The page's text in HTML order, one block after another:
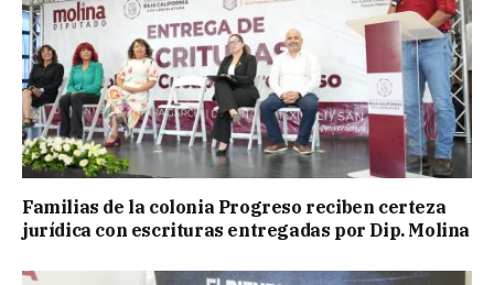
Familias de la colonia Progreso reciben certeza
jurídica con escrituras entregadas por Dip. Molina